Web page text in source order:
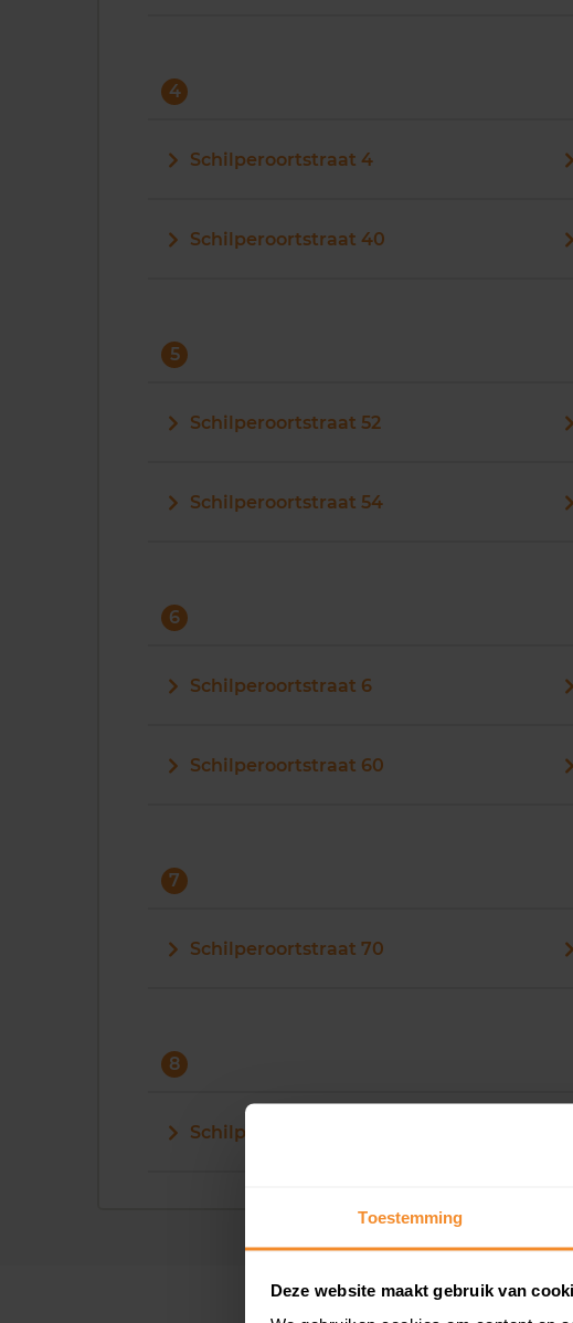
Toestemming
Deze website maakt gebruik van
4
Schilperoortstraat 4
Schilperoortstraat 40
5
Schilperoortstraat 52
Schilperoortstraat 54
6
Schilperoortstraat 6
Schilperoortstraat 60
7
Schilperoortstraat 70
8
Schilperoortstraat 8